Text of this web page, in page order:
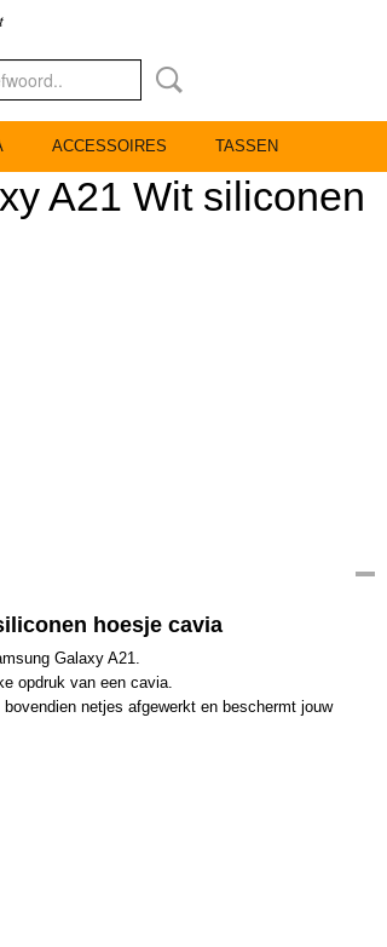
ACCESSOIRES TASSEN
A21 Wit siliconen
hoesje cavia
Galaxy A21.
opdruk van een cavia.
netjes afgewerkt en beschermt jouw